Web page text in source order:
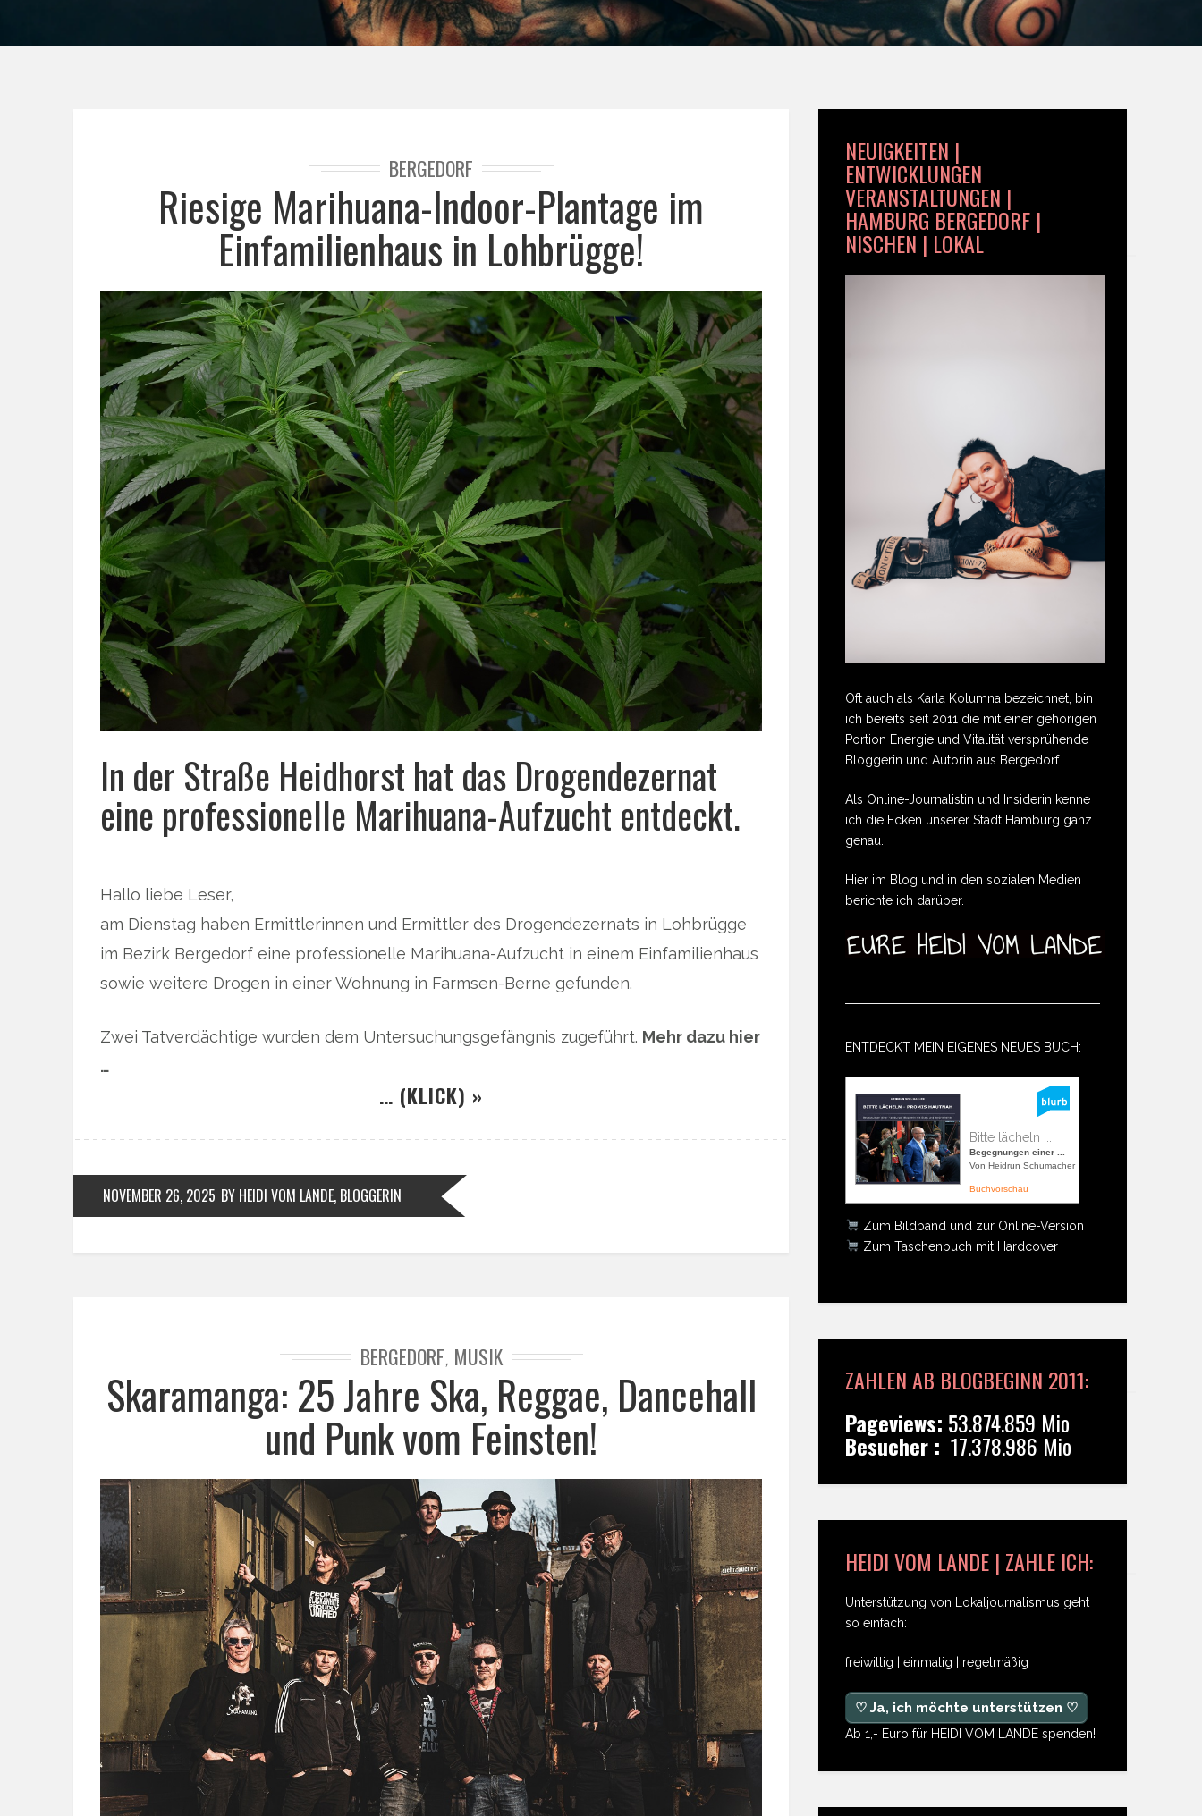
BERGEDORF
Riesige Marihuana-Indoor-Plantage im
Einfamilienhaus in Lohbrügge!
In der Straße Heidhorst hat das Drogendezernat
eine professionelle Marihuana-Aufzucht entdeckt.
Hallo liebe Leser,
am Dienstag haben Ermittlerinnen und Ermittler des Drogendezernats in Lohbrügge
im Bezirk Bergedorf eine professionelle Marihuana-Aufzucht in einem Einfamilienhaus
sowie weitere Drogen in einer Wohnung in Farmsen-Berne gefunden.
Zwei Tatverdächtige wurden dem Untersuchungsgefängnis zugeführt. Mehr dazu hier
…
… (KLICK) »
NOVEMBER 26, 2025 BY HEIDI VOM LANDE, BLOGGERIN
BERGEDORF, MUSIK
Skaramanga: 25 Jahre Ska, Reggae, Dancehall
und Punk vom Feinsten!
NEUIGKEITEN |
ENTWICKLUNGEN
VERANSTALTUNGEN |
HAMBURG BERGEDORF |
NISCHEN | LOKAL
Oft auch als Karla Kolumna bezeichnet, bin
ich bereits seit 2011 die mit einer gehörigen
Portion Energie und Vitalität versprühende
Bloggerin und Autorin aus Bergedorf.
Als Online-Journalistin und Insiderin kenne
ich die Ecken unserer Stadt Hamburg ganz
genau.
Hier im Blog und in den sozialen Medien
berichte ich darüber.
ENTDECKT MEIN EIGENES NEUES BUCH:
Bitte lächeln ...
Begegnungen einer ...
Von Heidrun Schumacher
Buchvorschau
Zum Bildband und zur Online-Version
Zum Taschenbuch mit Hardcover
ZAHLEN AB BLOGBEGINN 2011:
Pageviews: 53.874.859 Mio
Besucher : 17.378.986 Mio
HEIDI VOM LANDE | ZAHLE ICH:
Unterstützung von Lokaljournalismus geht
so einfach:
freiwillig | einmalig | regelmäßig
♡ Ja, ich möchte unterstützen ♡
Ab 1,- Euro für HEIDI VOM LANDE spenden!